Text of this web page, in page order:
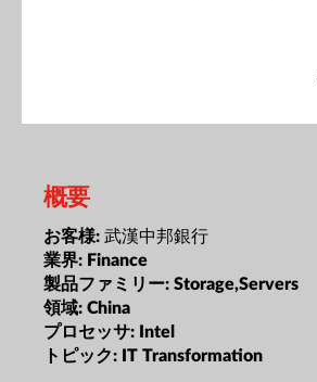
概要
お客様: 武漢中邦銀行
業界: Finance
製品ファミリー: Storage,Servers
領域: China
プロセッサ: Intel
トピック: IT Transformation